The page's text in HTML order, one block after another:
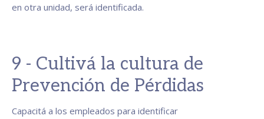
en otra unidad, será identificada.
9 - Cultivá la cultura de
Prevención de Pérdidas
Capacitá a los empleados para identificar